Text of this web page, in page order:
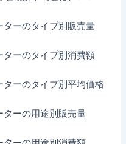
ターのタイプ別販売量
ターのタイプ別消費額
ターのタイプ別平均価格
ターの用途別販売量